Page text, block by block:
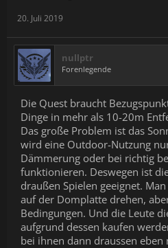
20. Juli 2019
nullptr
Forenlegende
Die Quest braucht
Dinge in mehr als 10-20m
Das große Problem ist das
wird eine Outdoor-Nutzung
Dämmerung oder bei richtig
funktionieren. Deswegen ist
draußen Spielen geeignet.
auf der Domplatte drehen,
Bedingungen. Und die Leute
aufgrund dessen kaufen
bei ihnen dann draussen